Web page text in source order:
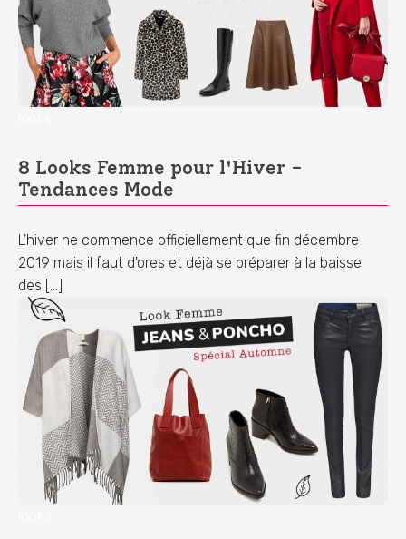
8 Looks Femme pour l'Hiver -
Tendances Mode
L'hiver ne commence officiellement que fin décembre
2019 mais il faut d'ores et déjà se préparer à la baisse
des […]